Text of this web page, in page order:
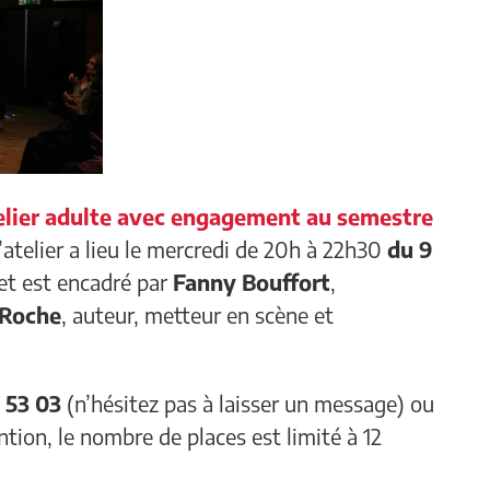
adulte avec engagement au semestre
a lieu le mercredi de 20h à 22h30 du 9
est encadré par Fanny Bouffort,
, auteur, metteur en scène et
53 03 (n’hésitez pas à laisser un message) ou
le nombre de places est limité à 12